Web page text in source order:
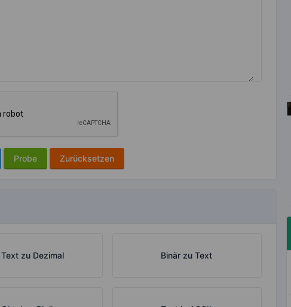
Probe Zurücksetzen
Text zu Dezimal Binär zu Text